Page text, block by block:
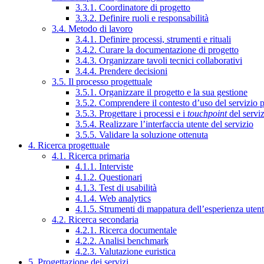
3.3.1. Coordinatore di progetto
3.3.2. Definire ruoli e responsabilità
3.4. Metodo di lavoro
3.4.1. Definire processi, strumenti e rituali
3.4.2. Curare la documentazione di progetto
3.4.3. Organizzare tavoli tecnici collaborativi
3.4.4. Prendere decisioni
3.5. Il processo progettuale
3.5.1. Organizzare il progetto e la sua gestione
3.5.2. Comprendere il contesto d’uso del servizio
3.5.3. Progettare i processi e i touchpointdel
3.5.4. Realizzare l’interfaccia utente del servizio
3.5.5. Validare la soluzione ottenuta
4. Ricerca progettuale
4.1. Ricerca primaria
4.1.1. Interviste
4.1.2. Questionari
4.1.3. Test di usabilità
4.1.4. Web analytics
4.1.5. Strumenti di mappatura dell’esperienza
4.2. Ricerca secondaria
4.2.1. Ricerca documentale
4.2.2. Analisi benchmark
4.2.3. Valutazione euristica
5. Progettazione dei servizi